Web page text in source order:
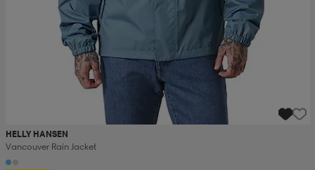
HELLY HANSEN
Vancouver Rain Jacket